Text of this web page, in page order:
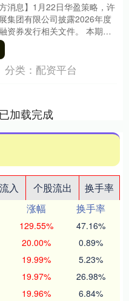
消息】1月22日华盈策略，许
集团有限公司披露2026年度
资券发行相关文件。 本期债
亿元，期限1年，所募资
分类： 配资平台
加载完成
入 个股流出
换手率
涨幅
换手率
129.55% 47.16%
20.00% 0.89%
19.99% 5.23%
19.97% 26.98%
19.96% 6.84%